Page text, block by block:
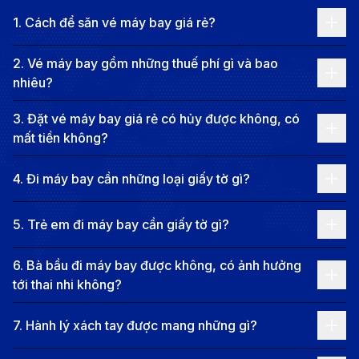
tiếng, New York còn là nơi giao thoa của nhiều nền
văn hóa, thu hút cộng đồng dân cư đa dạng từ khắp
nơi trên thế giới. Thành phố này được biết đến với hệ
thống giáo dục và nghiên cứu phát triển mạnh mẽ, là
nơi quy tụ của các trường đại học danh tiếng, các viện
nghiên cứu khoa học và trung tâm công nghệ tiên
tiến. Ẩm thực nơi đây cũng là sự pha trộn hoàn hảo
giữa truyền thống và hiện đại, từ những món ăn
đường phố đặc trưng đến các nhà hàng cao cấp phục
vụ tinh hoa ẩm thực từ khắp nơi trên thế giới. Với sự
kết hợp hoàn hảo giữa sự hiện đại, sáng tạo và sức
hút đặc trưng, New York hứa hẹn sẽ mang đến cho
Thông tin chuyến bay từ Đà Nẵng đi
1. Cách để săn vé máy bay giá rẻ?
2. Vé máy bay gồm những thuế phí gì và bao
nhiêu?
3. Đặt vé máy bay giá rẻ có hủy được không, có
mất tiền không?
4. Đi máy bay cần những loại giấy tờ gì?
5. Trẻ em đi máy bay cần giấy tờ gì?
6. Bà bầu đi máy bay được không, có ảnh hưởng
tới thai nhi không?
7. Hành lý xách tay được mang những gì?